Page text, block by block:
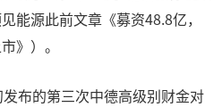
能源此前文章《募资48.8亿，
》）。
布的第三次中德高级别财金对